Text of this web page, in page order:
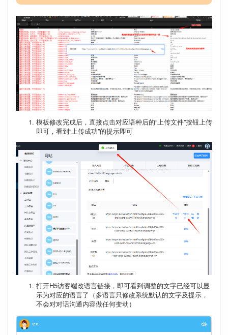
模板修改完成后，直接点击对应语种后的“上传文件”按钮上传
即可，看到“上传成功”的提示即可
打开H5访客端改语言链接，即可看到调整的文字已经可以显
示为对应的语言了（多语言只修改系统默认的文字及提示，
不会对对话沟通内容做任何变动）